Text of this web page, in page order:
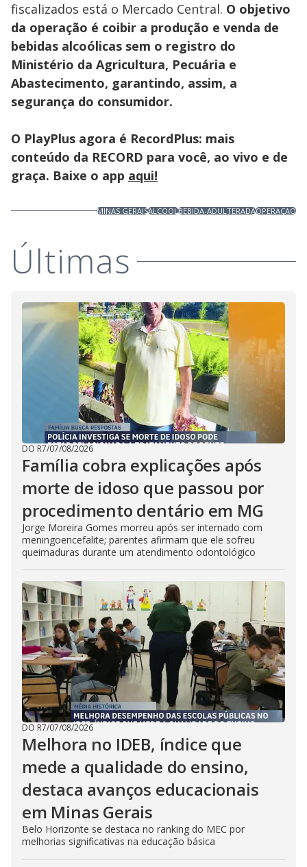
fiscalizados está o Mercado Central. O objetivo
da operação é coibir a produção e venda de
bebidas alcoólicas sem o registro do
Ministério da Agricultura, Pecuária e
Abastecimento, garantindo, assim, a
segurança do consumidor.
O PlayPlus agora é RecordPlus: mais
conteúdo da RECORD para você, ao vivo e de
graça. Baixe o app aqui!
MINAS GERAISALCOOLBEBIDA-ADULTERADAOPERAÇAO
Últimas
DO R7/07/08/2026
Família cobra explicações após
morte de idoso que passou por
procedimento dentário em MG
Jorge Moreira Gomes morreu após ser internado com
meningoencefalite; parentes afirmam que ele sofreu
queimaduras durante um atendimento odontológico
DO R7/07/08/2026
Melhora no IDEB, índice que
mede a qualidade do ensino,
destaca avanços educacionais
em Minas Gerais
Belo Horizonte se destaca no ranking do MEC por
melhorias significativas na educação básica